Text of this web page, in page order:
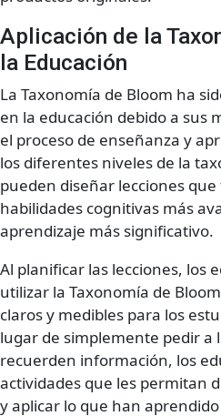
Aplicación de la
la Educación
La Taxonomía de Bloom ha
en la educación debido a sus
el proceso de enseñanza y
los diferentes niveles de la
pueden diseñar lecciones
habilidades cognitivas más
aprendizaje más significativo.
Al planificar las lecciones, los
utilizar la Taxonomía de
claros y medibles para los
lugar de simplemente pedir a
recuerden información, los
actividades que les permitan
y aplicar lo que han